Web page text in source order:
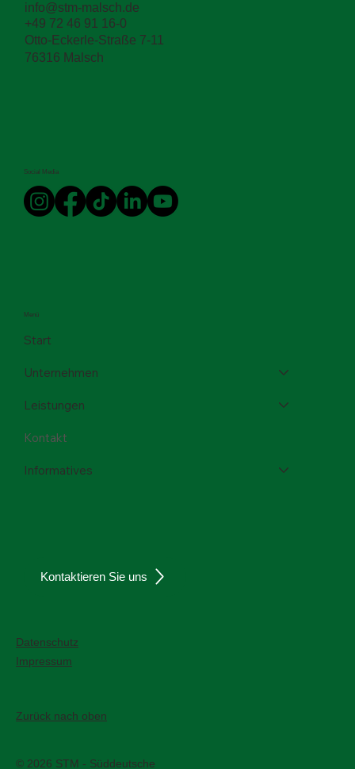
Menü
Start
Unternehmen
Leistungen
Kontakt
Informatives
info@stm-malsch.de
+49 72 46 91 16-0
Otto-Eckerle-Straße 7-11
76316 Malsch
Social Media
Kontaktieren Sie uns
Datenschutz
Impressum
Zurück nach oben
© 2026 STM - Süddeutsche